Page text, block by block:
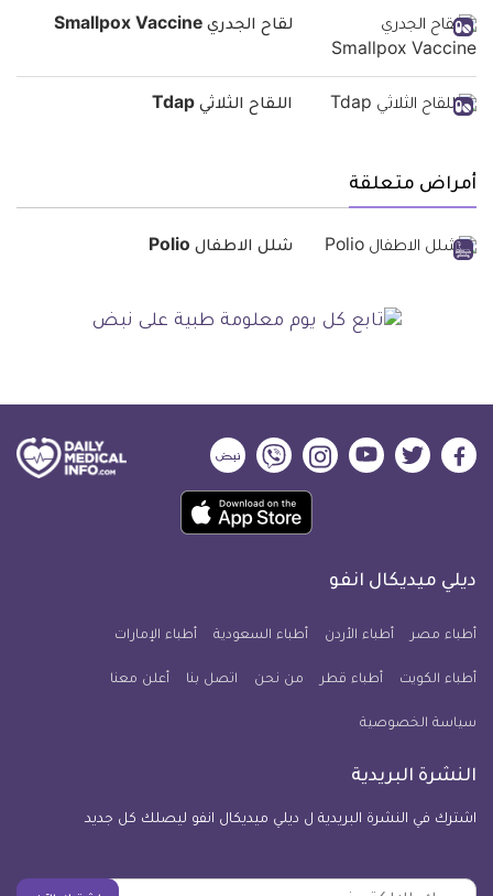
لقاح الجدري Smallpox Vaccine
اللقاح الثلاثي Tdap
أمراض متعلقة
شلل الاطفال Polio
ديلي
فيسبوك
ديلي
تويتر
ديلي
ميديكال
يوتيوب
ديلي
ميديكال
انفو
ديلي
ميديكال
انفو
ديلي
ميديكال
انفو
حمل
تطبيق
معلومة
للآيفون
ديلي ميديكال انفو
أطباء مصر أطباء الأردن أطباء السعودية أطباء الإمارات
أطباء الكويت أطباء قطر من نحن اتصل بنا أعلن معنا
سياسة الخصوصية
النشرة البريدية
اشترك في النشرة البريدية ل ديلي ميديكال انفو ليصلك كل جديد
بريدك